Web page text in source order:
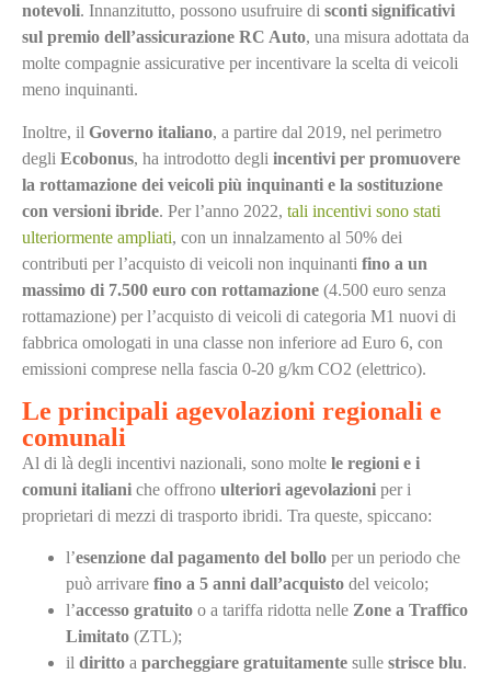
notevoli. Innanzitutto, possono usufruire di sconti significativi
sul premio dell’assicurazione RC Auto, una misura adottata da
molte compagnie assicurative per incentivare la scelta di veicoli
meno inquinanti.
Inoltre, il Governo italiano, a partire dal 2019, nel perimetro
degli Ecobonus, ha introdotto degli incentivi per promuovere
la rottamazione dei veicoli più inquinanti e la sostituzione
con versioni ibride. Per l’anno 2022, tali incentivi sono stati
ulteriormente ampliati, con un innalzamento al 50% dei
contributi per l’acquisto di veicoli non inquinanti fino a un
massimo di 7.500 euro con rottamazione (4.500 euro senza
rottamazione) per l’acquisto di veicoli di categoria M1 nuovi di
fabbrica omologati in una classe non inferiore ad Euro 6, con
emissioni comprese nella fascia 0-20 g/km CO2 (elettrico).
Le principali agevolazioni regionali e
comunali
Al di là degli incentivi nazionali, sono molte le regioni e i
comuni italiani che offrono ulteriori agevolazioni per i
proprietari di mezzi di trasporto ibridi. Tra queste, spiccano:
l’esenzione dal pagamento del bollo per un periodo che
può arrivare fino a 5 anni dall’acquisto del veicolo;
l’accesso gratuito o a tariffa ridotta nelle Zone a Traffico
Limitato (ZTL);
il diritto a parcheggiare gratuitamente sulle strisce blu.